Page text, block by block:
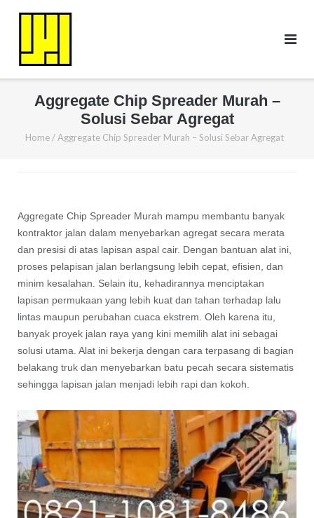
Aggregate Chip Spreader Murah –
Solusi Sebar Agregat
Home / Aggregate Chip Spreader Murah – Solusi Sebar Agregat
Aggregate Chip Spreader Murah mampu membantu banyak
kontraktor jalan dalam menyebarkan agregat secara merata
dan presisi di atas lapisan aspal cair. Dengan bantuan alat ini,
proses pelapisan jalan berlangsung lebih cepat, efisien, dan
minim kesalahan. Selain itu, kehadirannya menciptakan
lapisan permukaan yang lebih kuat dan tahan terhadap lalu
lintas maupun perubahan cuaca ekstrem. Oleh karena itu,
banyak proyek jalan raya yang kini memilih alat ini sebagai
solusi utama. Alat ini bekerja dengan cara terpasang di bagian
belakang truk dan menyebarkan batu pecah secara sistematis
sehingga lapisan jalan menjadi lebih rapi dan kokoh.